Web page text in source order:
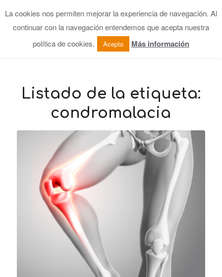
Listado de la etiqueta:
condromalacia
La cookies nos permiten mejorar la experiencia de navegación. Al
continuar con la navegación entendemos que acepta nuestra
política de cookies.
Acepto Más información